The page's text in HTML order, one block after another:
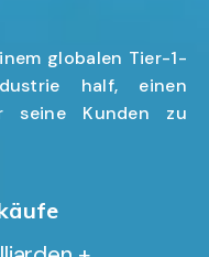
globalen Tier-1-
half, einen
seine Kunden zu